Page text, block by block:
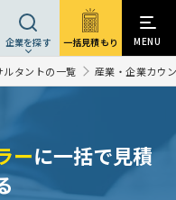
企業を探す 一括見積もり MENU
ルタントの一覧 産業・企業カウ
ーに一括で見積